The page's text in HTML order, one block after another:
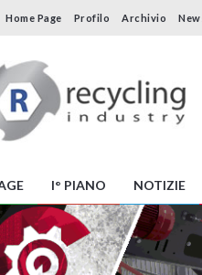
Home Page Profilo Archivio
I° PIANO NOTIZIE